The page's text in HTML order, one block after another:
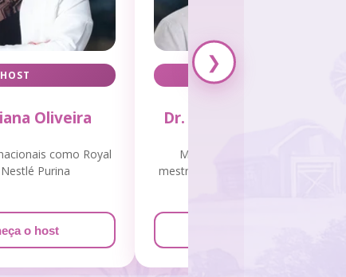
HOST
Oliveira
como Royal
Purina
o host
Dr. Ricardo Vasconcellos
Médico Veterinário pela UFV,
mestrado, doutorado e pós-doc
❯